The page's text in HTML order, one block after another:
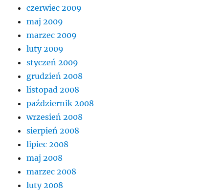
czerwiec 2009
maj 2009
marzec 2009
luty 2009
styczeń 2009
grudzień 2008
listopad 2008
październik 2008
wrzesień 2008
sierpień 2008
lipiec 2008
maj 2008
marzec 2008
luty 2008